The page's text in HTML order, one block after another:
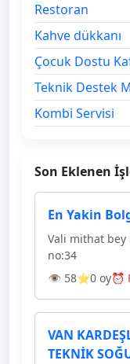
Restoran
Kahve dükkanı
Çocuk Dostu
Teknik Destek
Kombi Servisi
Son Eklenen
En Yakin
Vali mithat bey
no:34
👁 58⭐0 oy⏰
VAN
TEKNİK